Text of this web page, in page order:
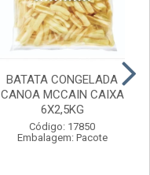
BATATA CONGELADA
CANOA MCCAIN CAIXA
6X2,5KG
Código: 17850
Embalagem: Pacote